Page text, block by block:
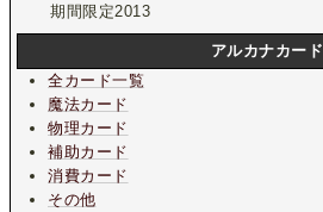
期間限定2013
アルカナカード
全カード一覧
魔法カード
物理カード
補助カード
消費カード
その他